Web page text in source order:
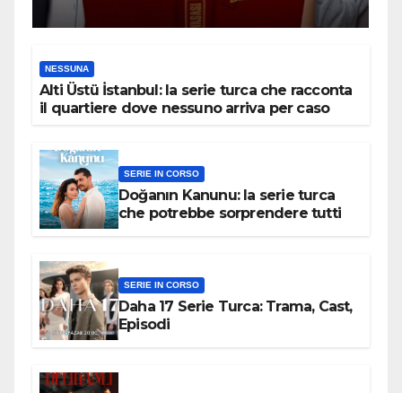
NESSUNA
Alti Üstü İstanbul: la serie turca che racconta
il quartiere dove nessuno arriva per caso
SERIE IN CORSO
Doğanın Kanunu: la serie turca
che potrebbe sorprendere tutti
SERIE IN CORSO
Daha 17 Serie Turca: Trama, Cast,
Episodi